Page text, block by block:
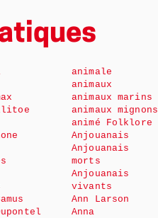
animale
animaux
animaux marins
animaux mignons
animé Folklore
Anjouanais
Anjouanais
morts
Anjouanais
vivants
Ann Larson
Anna